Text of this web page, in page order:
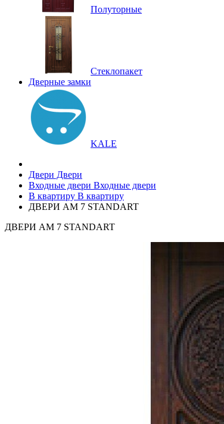
Полуторные
Стеклопакет
Дверные замки
KALE
Двери Двери
Входные двери Входные двери
В квартиру В квартиру
ДВЕРИ АМ 7 STANDART
ДВЕРИ АМ 7 STANDART